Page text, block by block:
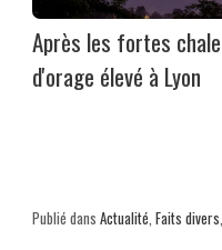
Après les fortes
d'orage élevé à Lyon
Publié dans Actualité Faits divers